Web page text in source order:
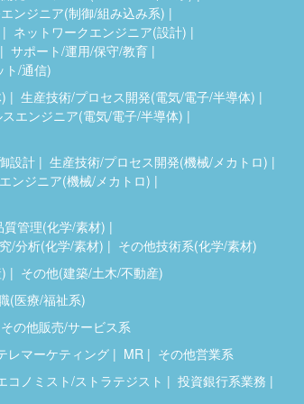
ンジニア(制御/組み込み系)
ネットワークエンジニア(設計)
サポート/運用/保守/教育
ト/通信)
生産技術/プロセス開発(電気/電子/半導体)
エンジニア(電気/電子/半導体)
設計
生産技術/プロセス開発(機械/メカトロ)
ンジニア(機械/メカトロ)
質管理(化学/素材)
/分析(化学/素材)
その他技術系(化学/素材)
その他(建築/土木/不動産)
(医療/福祉系)
その他販売/サービス系
レマーケティング MR
その他営業系
コノミスト/ストラテジスト
投資銀行系業務